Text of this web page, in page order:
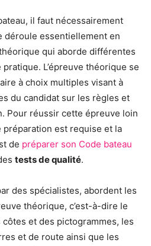
il faut nécessairement
déroule essentiellement en
qui aborde différentes
L’épreuve théorique se
à choix multiples visant à
du candidat sur les règles et
Pour réussir cette épreuve loin
préparation est requise et la
de préparer son Code bateau
tests de qualité.
des spécialistes, abordent les
théorique, c’est-à-dire le
et des pictogrammes, les
et de route ainsi que les